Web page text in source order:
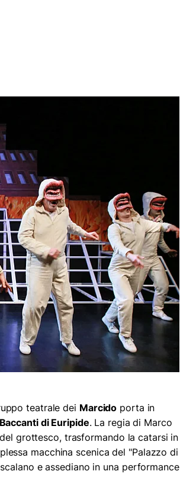
teatrale dei Marcido porta in
di Euripide. La regia di Marco
grottesco, trasformando la catarsi in
macchina scenica del "Palazzo di
e assediano in una performance